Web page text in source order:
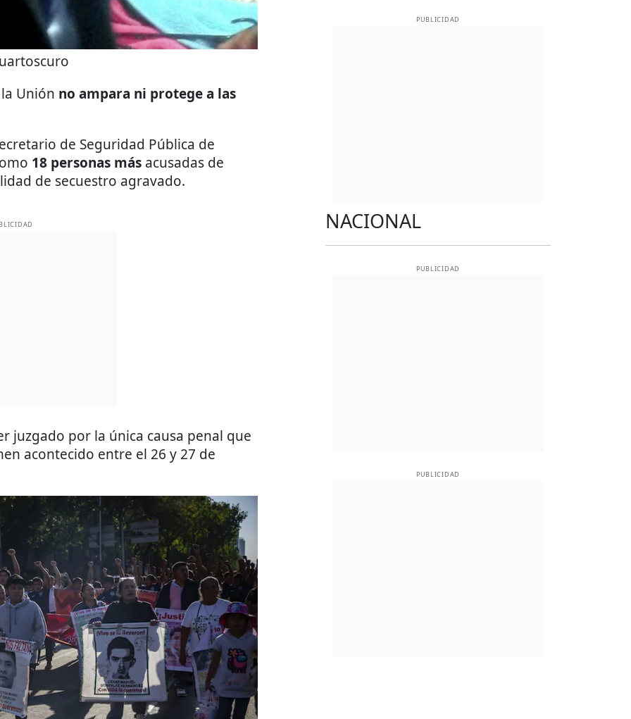
Unión no ampara ni protege a las
de Seguridad Pública de
18 personas más acusadas de
de secuestro agravado.
juzgado por la única causa penal que
acontecido entre el 26 y 27 de
PUBLICIDAD
NACIONAL
PUBLICIDAD
PUBLICIDAD